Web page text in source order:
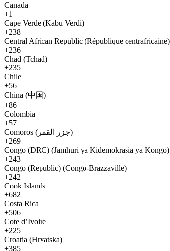
Canada
+1
Cape Verde (Kabu Verdi)
+238
Central African Republic (République centrafricaine)
+236
Chad (Tchad)
+235
Chile
+56
China (中国)
+86
Colombia
+57
Comoros (جزر القمر)
+269
Congo (DRC) (Jamhuri ya Kidemokrasia ya Kongo)
+243
Congo (Republic) (Congo-Brazzaville)
+242
Cook Islands
+682
Costa Rica
+506
Cote d’Ivoire
+225
Croatia (Hrvatska)
+385